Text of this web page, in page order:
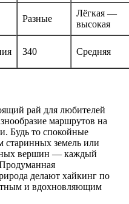
Разные
Лёгкая —
высокая
340 Средняя
рай для любителей
маршрутов на
Будь то спокойные
старинных земель или
вершин — каждый
делают хайкинг по
и вдохновляющим